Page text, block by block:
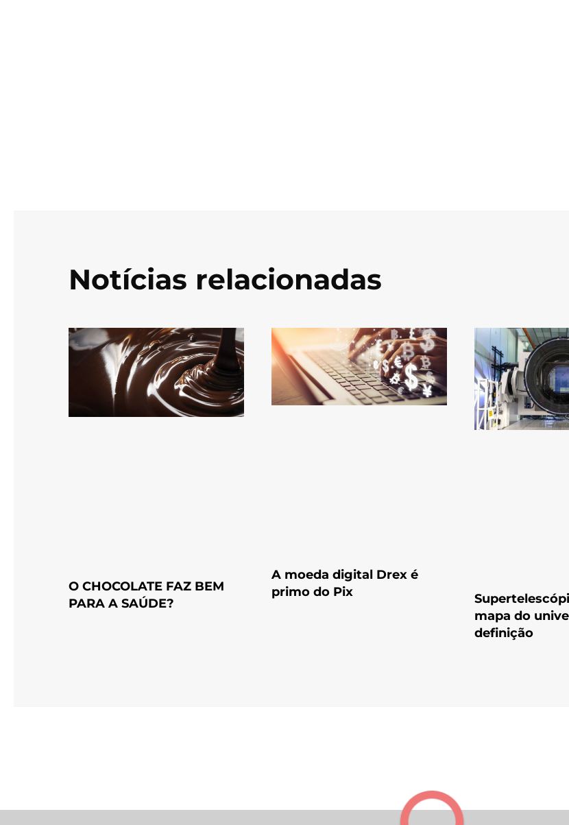
Notícias relacionadas
O CHOCOLATE FAZ BEM
PARA A SAÚDE?
A moeda digital Drex é
primo do Pix
mapa do
definição